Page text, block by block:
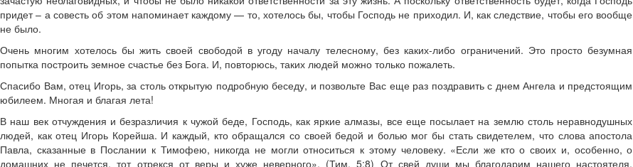
придет – а совесть об этом напоминает каждому — то, хотелось бы, чтобы Господь не приходил. И, как следствие, чтобы его вообще
не было.
Очень многим хотелось бы жить своей свободой в угоду началу телесному, без каких-либо ограничений. Это просто безумная
попытка построить земное счастье без Бога. И, повторюсь, таких людей можно только пожалеть.
Спасибо Вам, отец Игорь, за столь открытую подробную беседу, и позвольте Вас еще раз поздравить с днем Ангела и предстоящим
юбилеем. Многая и благая лета!
В наш век отчуждения и безразличия к чужой беде, Господь, как яркие алмазы, все еще посылает на землю столь неравнодушных
людей, как отец Игорь Корейша. И каждый, кто обращался со своей бедой и болью мог бы стать свидетелем, что слова апостола
Павла, сказанные в Послании к Тимофею, никогда не могли относиться к этому человеку. «Если же кто о своих и, особенно, о
домашних не печется, тот отрекся от веры и хуже неверного». (Тим. 5:8) От свей души мы благодарим нашего настоятеля,